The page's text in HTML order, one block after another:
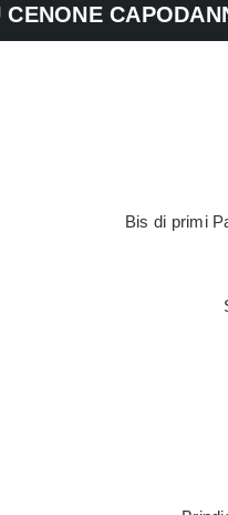
CENONE
Bis di primi